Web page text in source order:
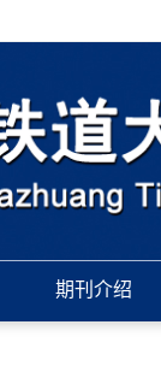
期刊介绍